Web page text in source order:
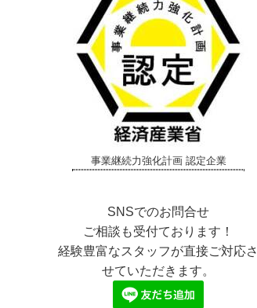
事業継続力強化計画 認定企業
SNSでのお問合せ
ご相談も受付ております！
経験豊富なスタッフが直接ご対応さ
せていただきます。